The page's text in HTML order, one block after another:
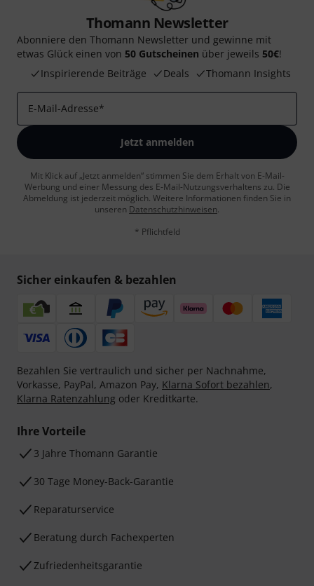
Thomann Newsletter
Abonniere den Thomann Newsletter und gewinne mit
etwas Glück einen von 50 Gutscheinen über jeweils 50€!
Inspirierende Beiträge
Deals Thomann Insights
E-Mail-Adresse*
Jetzt anmelden
Mit Klick auf „Jetzt anmelden“ stimmen Sie dem Erhalt von E-Mail-
Werbung und einer Messung des E-Mail-Nutzungsverhaltens zu. Die
Abmeldung ist jederzeit möglich. Weitere Informationen finden Sie in
unseren Datenschutzhinweisen.
* Pflichtfeld
Sicher einkaufen & bezahlen
Bezahlen Sie vertraulich und sicher per Nachnahme,
Vorkasse, PayPal, Amazon Pay, Klarna Sofort bezahlen,
Klarna Ratenzahlung oder Kreditkarte.
Ihre Vorteile
3 Jahre Thomann Garantie
30 Tage Money-Back-Garantie
Reparaturservice
Beratung durch Fachexperten
Zufriedenheitsgarantie